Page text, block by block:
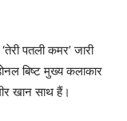
पतली कमर’ जारी
बिष्ट मुख्य कलाकार
खान साथ हैं।